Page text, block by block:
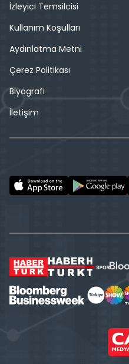
İzleyici Temsilcisi
Kullanım Koşulları
Aydınlatma Metni
Çerez Politikası
Biyografi
İletişim